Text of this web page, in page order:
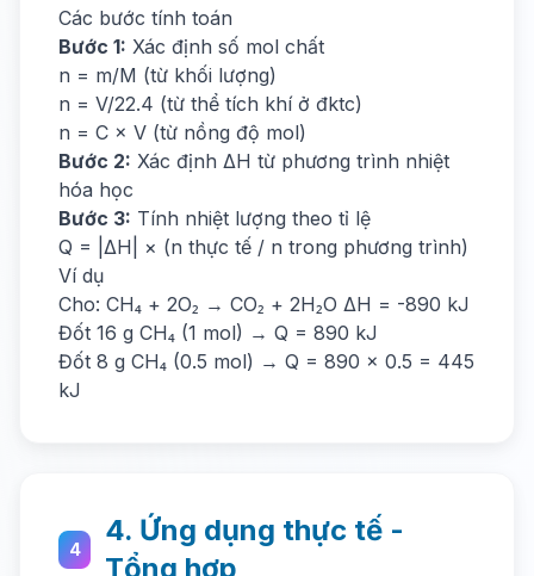
Các bước tính toán
Bước 1: Xác định số mol chất
n = m/M (từ khối lượng)
n = V/22.4 (từ thể tích khí ở đktc)
n = C × V (từ nồng độ mol)
Bước 2: Xác định ΔH từ phương trình nhiệt
hóa học
Bước 3: Tính nhiệt lượng theo tỉ lệ
Q = |ΔH| × (n thực tế / n trong phương trình)
Ví dụ
Cho: CH₄ + 2O₂ → CO₂ + 2H₂O ΔH = -890 kJ
Đốt 16 g CH₄ (1 mol) → Q = 890 kJ
Đốt 8 g CH₄ (0.5 mol) → Q = 890 × 0.5 = 445
kJ
4
4. Ứng dụng thực tế -
Tổng hợp